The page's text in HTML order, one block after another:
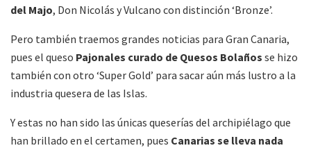
del Majo, Don Nicolás y Vulcano con distinción ‘Bronze’.
Pero también traemos grandes noticias para Gran Canaria,
pues el queso Pajonales curado de Quesos Bolaños se hizo
también con otro ‘Super Gold’ para sacar aún más lustro a la
industria quesera de las Islas.
Y estas no han sido las únicas queserías del archipiélago que
han brillado en el certamen, pues Canarias se lleva nada